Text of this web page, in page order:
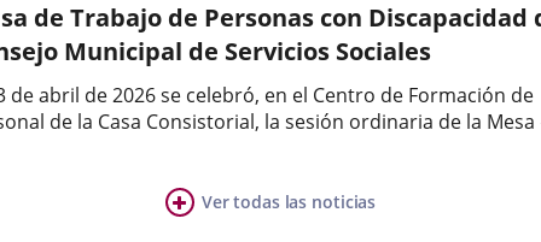
de Trabajo de Personas con Discapacidad
Municipal de Servicios Sociales
de abril de 2026 se celebró, en el Centro de Formación de
de la Casa Consistorial, la sesión ordinaria de la Mesa
Ver todas las noticias